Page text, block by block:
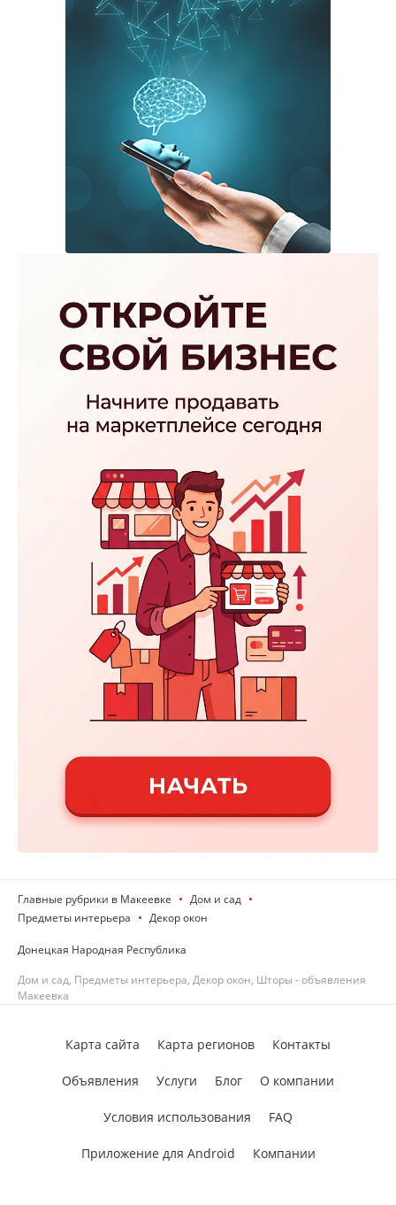
Главные рубрики в Макеевке
Дом и сад
Предметы интерьера
Декор окон
Донецкая Народная Республика
Дом и сад, Предметы интерьера, Декор окон, Шторы - объявления
Макеевка
Карта сайта Карта регионов Контакты
Объявления Услуги Блог О компании
Условия использования FAQ
Приложение для Android Компании